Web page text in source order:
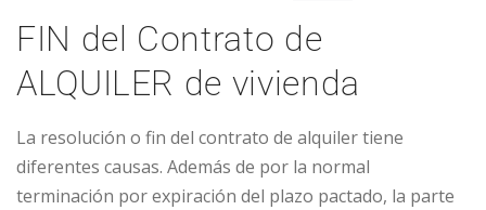
FIN del Contrato de
ALQUILER de vivienda
La resolución o fin del contrato de alquiler tiene
diferentes causas. Además de por la normal
terminación por expiración del plazo pactado, la parte